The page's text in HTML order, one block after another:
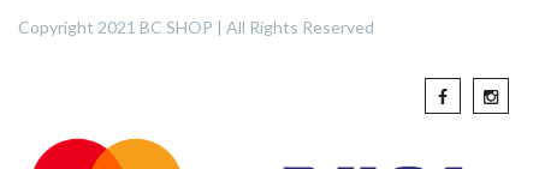
Copyright 2021 BC SHOP | All Rights Reserved